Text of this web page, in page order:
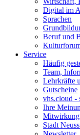
Digital im
Sprachen
Beruf und
Service
Häufig
Team,
Lehrkräfte
Gutscheine
vhs.cloud -
Ihre
Stadt